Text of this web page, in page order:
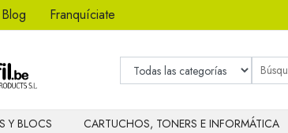
Blog Franquíciate
Y BLOCS CARTUCHOS, TONERS E INFORMÁTICA